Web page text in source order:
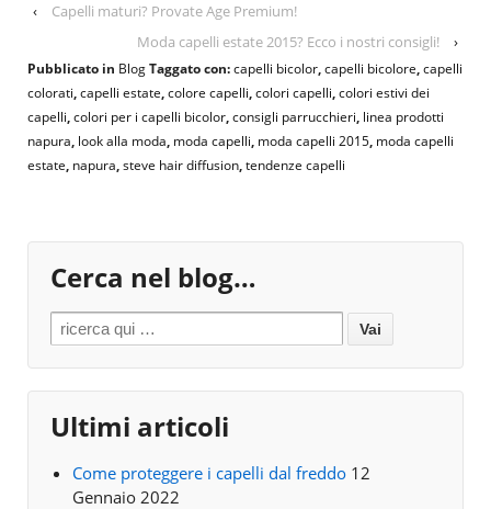
‹
Capelli maturi? Provate Age Premium!
Moda capelli estate 2015? Ecco i nostri consigli!
›
Pubblicato in BlogTaggato con:capelli bicolor,capelli bicolore,capelli
colorati,capelli estate,colore capelli,colori capelli,colori estivi dei
capelli,colori per i capelli bicolor,consigli parrucchieri, linea prodotti
napura, look alla moda, moda capelli, moda capelli 2015, moda capelli
estate, napura,steve hair diffusion,tendenze capelli
Cerca nel blog…
Search for:
Ultimi articoli
Come proteggere i capelli dal freddo 12
Gennaio 2022